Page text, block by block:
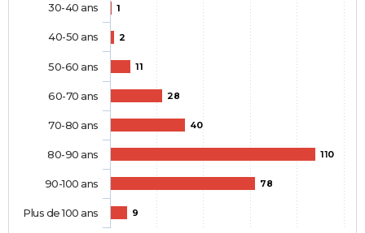
1
2
11
28
40
110
78
9
30-40 ans
40-50 ans
50-60 ans
60-70 ans
70-80 ans
80-90 ans
90-100 ans
Plus de 100 ans